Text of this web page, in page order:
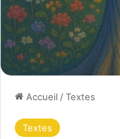
Accueil /Textes
Textes